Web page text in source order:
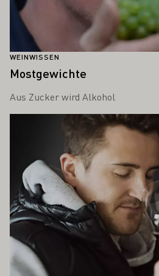
WEINWISSEN
Mostgewichte
Aus Zucker wird Alkohol